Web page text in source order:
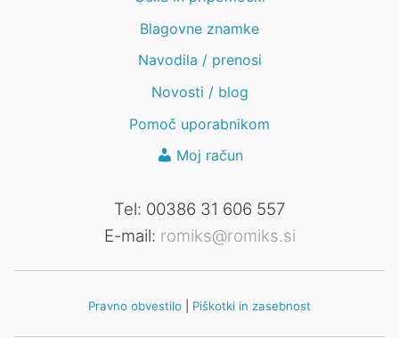
Blagovne znamke
Navodila / prenosi
Novosti / blog
Pomoč uporabnikom
Moj račun
Tel: 00386 31 606 557
E-mail: romiks@romiks.si
Pravno obvestilo Piškotki in zasebnost